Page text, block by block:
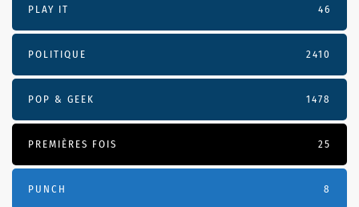
PLAY IT 46
POLITIQUE 2410
POP & GEEK 1478
PREMIÈRES FOIS 25
PUNCH 8